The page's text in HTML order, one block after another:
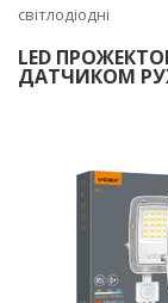
світлодіодні
LED
ДАТЧИКОМ